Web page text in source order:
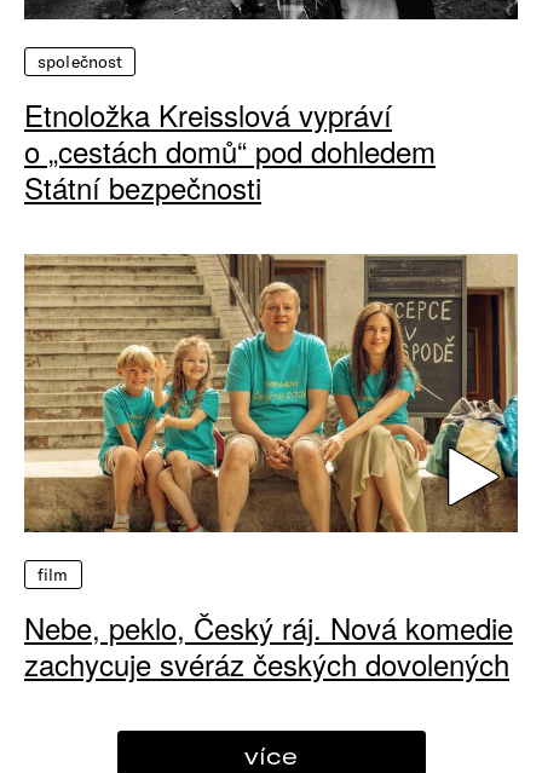
společnost
Etnoložka Kreisslová vypráví
o „cestách domů“ pod dohledem
Státní bezpečnosti
film
Nebe, peklo, Český ráj. Nová komedie
zachycuje svéráz českých dovolených
více